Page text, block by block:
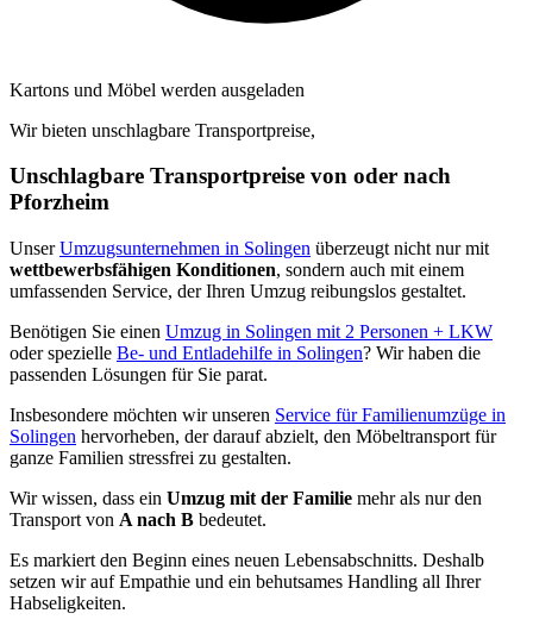
Kartons und Möbel werden ausgeladen
Wir bieten unschlagbare Transportpreise,
Unschlagbare Transportpreise von oder nach
Pforzheim
UnserUmzugsunternehmen in Solingen überzeugt nicht nur mit
wettbewerbsfähigen Konditionen, sondern auch mit einem
umfassenden Service, der Ihren Umzug reibungslos gestaltet.
Benötigen Sie einen Umzug in Solingen mit 2 Personen + LKW
oder spezielle Be- und Entladehilfe in Solingen? Wir haben die
passenden Lösungen für Sie parat.
Insbesondere möchten wir unseren Service für Familienumzüge in
Solingen hervorheben, der darauf abzielt, den Möbeltransport für
ganze Familien stressfrei zu gestalten.
Wir wissen, dass ein Umzug mit der Familie mehr als nur den
Transport von A nach B bedeutet.
Es markiert den Beginn eines neuen Lebensabschnitts. Deshalb
setzen wir auf Empathie und ein behutsames Handling all Ihrer
Habseligkeiten.